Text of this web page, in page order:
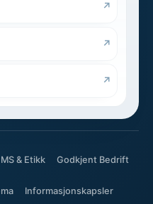
& Etikk Godkjent Bedrift
Informasjonskapsler